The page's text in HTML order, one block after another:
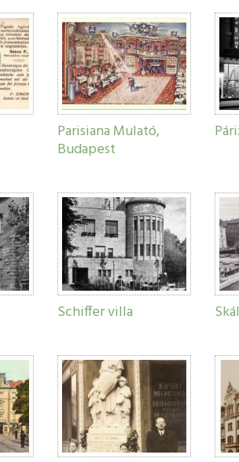
Parisiana Mulató,
Budapest
Schiffer villa